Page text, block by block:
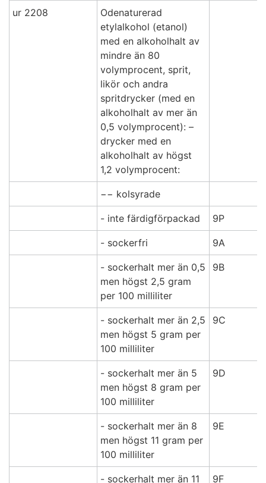
ur 2208
Odenaturerad
etylalkohol (etanol)
med en alkoholhalt av
mindre än 80
volymprocent, sprit,
likör och andra
spritdrycker (med en
alkoholhalt av mer än
0,5 volymprocent): –
drycker med en
alkoholhalt av högst
1,2 volymprocent:
−− kolsyrade
- inte färdigförpackad 9P
- sockerfri 9A
- sockerhalt mer än 0,5
men högst 2,5 gram
per 100 milliliter
9B
- sockerhalt mer än 2,5
men högst 5 gram per
100 milliliter
9C
- sockerhalt mer än 5
men högst 8 gram per
100 milliliter
9D
- sockerhalt mer än 8
men högst 11 gram per
100 milliliter
9E
- sockerhalt mer än 11 9F